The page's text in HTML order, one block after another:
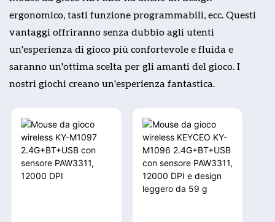
ergonomico, tasti funzione programmabili, ecc. Questi
vantaggi offriranno senza dubbio agli utenti
un'esperienza di gioco più confortevole e fluida e
saranno un'ottima scelta per gli amanti del gioco. I
nostri giochi creano un'esperienza fantastica.